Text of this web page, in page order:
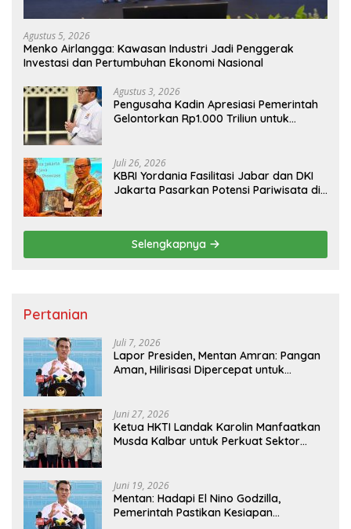
Agustus 5, 2026
Menko Airlangga: Kawasan Industri Jadi Penggerak
Investasi dan Pertumbuhan Ekonomi Nasional
Agustus 3, 2026
Pengusaha Kadin Apresiasi Pemerintah
Gelontorkan Rp1.000 Triliun untuk
Juli 26, 2026
KBRI Yordania Fasilitasi Jabar dan DKI
Jakarta Pasarkan Potensi Pariwisata di
Selengkapnya
Pertanian
Juli 7, 2026
Lapor Presiden, Mentan Amran: Pangan
Aman, Hilirisasi Dipercepat untuk
Juni 27, 2026
Ketua HKTI Landak Karolin Manfaatkan
Musda Kalbar untuk Perkuat Sektor
Juni 19, 2026
Mentan: Hadapi El Nino Godzilla,
Pemerintah Pastikan Kesiapan